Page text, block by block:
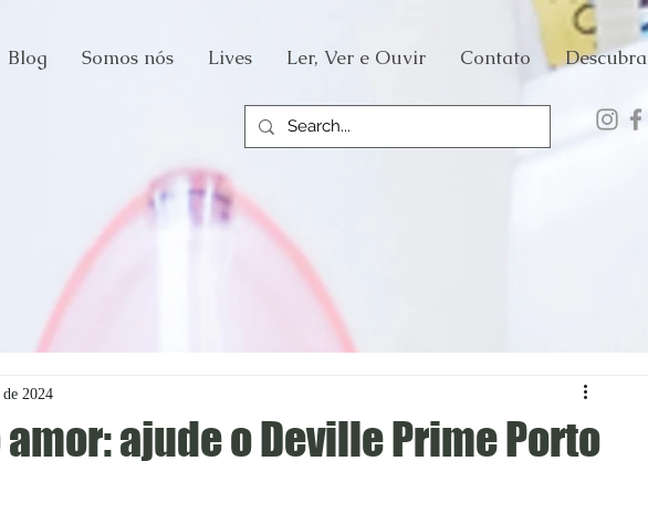
Blog Somos nós Lives Ler, Ver e Ouvir Contato Descubra
ajude o Deville Prime Porto
2024